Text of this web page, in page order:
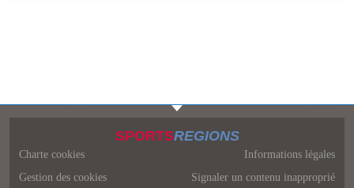
SPORTSREGIONS
Charte cookies
Gestion des cookies
Informations légales
Signaler un contenu inapproprié